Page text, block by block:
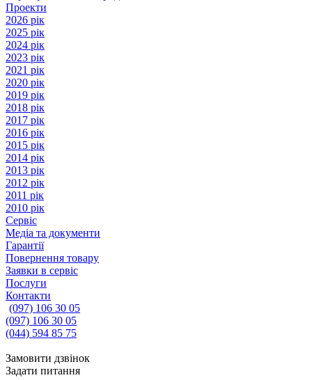
Проекти
2026 рік
2025 рік
2024 рік
2023 рік
2021 рік
2020 рік
2019 рік
2018 рік
2017 рік
2016 рік
2015 рік
2014 рік
2013 рік
2012 рік
2011 рік
2010 рік
Сервіс
Медіа та документи
Гарантії
Повернення товару
Заявки в сервіс
Послуги
Контакти
(097) 106 30 05
(097) 106 30 05
(044) 594 85 75
Замовити дзвінок
Задати питання